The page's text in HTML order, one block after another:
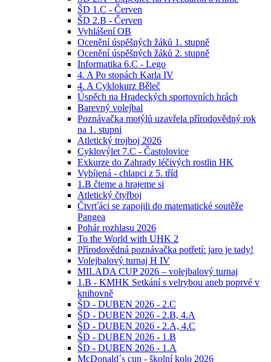
ŠD 1.C - Červen
ŠD 2.B - Červen
Vyhlášení OB
Ocenění úspěšných žáků 1. stupně
Ocenění úspěšných žáků 2. stupně
Informatika 6.C - Lego
4. A Po stopách Karla IV
4. A Cyklokurz Běleč
Úspěch na Hradeckých sportovních hrách
Barevný volejbal
Poznávačka motýlů uzavřela přírodovědný rok
na 1. stupni
Atletický trojboj 2026
Cyklovýlet 7.C - Častolovice
Exkurze do Zahrady léčivých rostlin HK
Vybíjená - chlapci z 5. tříd
1.B čteme a hrajeme si
Atletický čtyřboj
Čtvrťáci se zapojili do matematické soutěže
Pangea
Pohár rozhlasu 2026
To the World with UHK 2
Přírodovědná poznávačka potřetí: jaro je tady!
Volejbalový turnaj H IV
MILADA CUP 2026 – volejbalový turnaj
1.B - KMHK Setkání s velrybou aneb poprvé v
knihovně
ŠD - DUBEN 2026 - 2.C
ŠD - DUBEN 2026 - 2.B, 4.A
ŠD - DUBEN 2026 - 2.A, 4.C
ŠD - DUBEN 2026 - 1.B
ŠD - DUBEN 2026 - 1.A
McDonald´s cup - školní kolo 2026